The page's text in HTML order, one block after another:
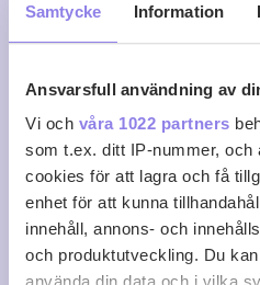
Samtycke Information
Ansvarsfull användning av
Vi och våra 1022 partners
som t.ex. ditt IP-nummer, och
cookies för att lagra och få
enhet för att kunna
innehåll, annons- och
och produktutveckling. Du
nassin5000
0
Recept
0
Följare
0
Följer